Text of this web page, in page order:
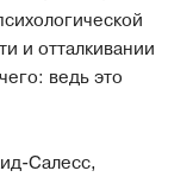
и отталкивании
ведь это
Салесс,